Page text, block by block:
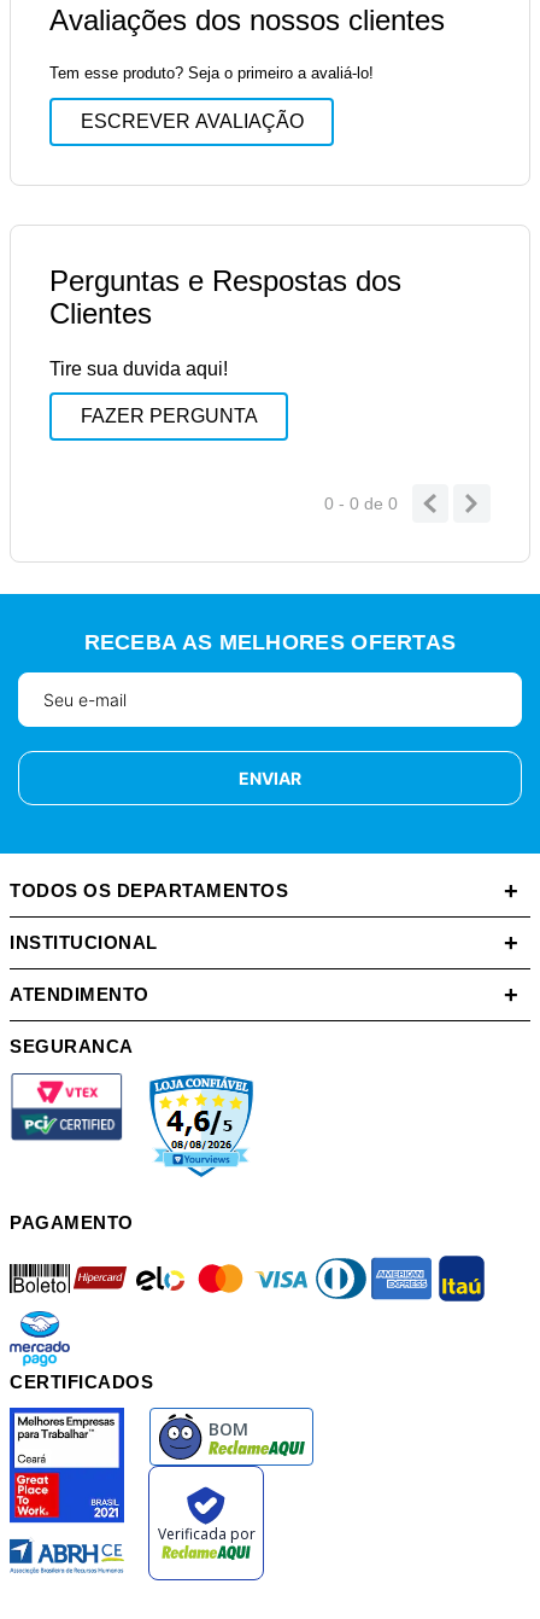
Avaliações dos nossos clientes
Tem esse produto? Seja o primeiro a avaliá-lo!
ESCREVER AVALIAÇÃO
Perguntas e Respostas dos
Clientes
Tire sua duvida aqui!
FAZER PERGUNTA
0 - 0 de 0
RECEBA AS MELHORES OFERTAS
ENVIAR
TODOS OS DEPARTAMENTOS +
INSTITUCIONAL +
ATENDIMENTO +
SEGURANCA
PAGAMENTO
boleto mastercard diners american itau
mercadopago
CERTIFICADOS